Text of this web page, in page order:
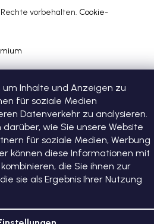
um Inhalte und Anzeigen zu
für soziale Medien
Datenverkehr zu analysieren.
wie Sie unsere Website
für soziale Medien, Werbung
können diese Informationen mit
die Sie ihnen zur
sie als Ergebnis Ihrer Nutzung
vorbehalten. Cookie-